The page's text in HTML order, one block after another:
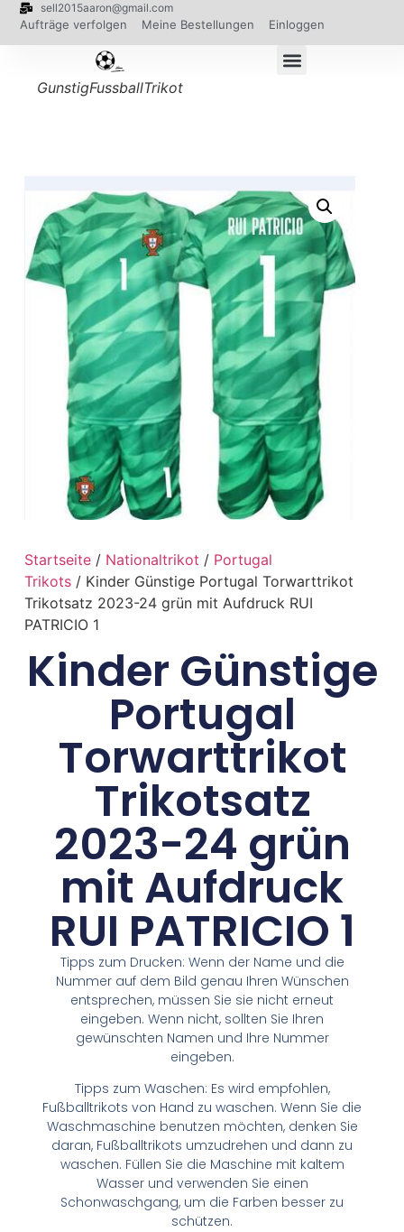
sell2015aaron@gmail.com
Aufträge verfolgen Meine Bestellungen Einloggen
GunstigFussballTrikot
Startseite/ Nationaltrikot / Portugal
Trikots/ Kinder Günstige Portugal Torwarttrikot
Trikotsatz 2023-24 grün mit Aufdruck RUI
PATRICIO 1
Kinder Günstige
Portugal
Torwarttrikot
Trikotsatz
2023-24 grün
mit Aufdruck
RUI PATRICIO 1
Tipps zum Drucken: Wenn der Name und die
Nummer auf dem Bild genau Ihren Wünschen
entsprechen, müssen Sie sie nicht erneut
eingeben. Wenn nicht, sollten Sie Ihren
gewünschten Namen und Ihre Nummer
eingeben.
Tipps zum Waschen: Es wird empfohlen,
Fußballtrikots von Hand zu waschen. Wenn Sie die
Waschmaschine benutzen möchten, denken Sie
daran, Fußballtrikots umzudrehen und dann zu
waschen. Füllen Sie die Maschine mit kaltem
Wasser und verwenden Sie einen
Schonwaschgang, um die Farben besser zu
schützen.